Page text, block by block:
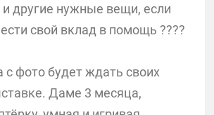
и другие нужные вещи, если
свой вклад в помощь ????
с фото будет ждать своих
Даме 3 месяца,